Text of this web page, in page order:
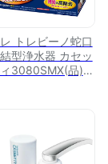
トレビーノ蛇口
型浄水器 カセッ
3080SMX(品)